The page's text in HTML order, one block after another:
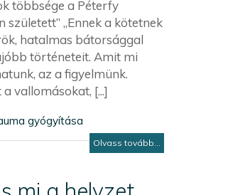
többsége a Péterfy
„Ennek a kötetnek
hatalmas bátorsággal
történeteit. Amit mi
az a figyelmünk.
vallomásokat, [...]
gyógyítása
Olvass tovább...